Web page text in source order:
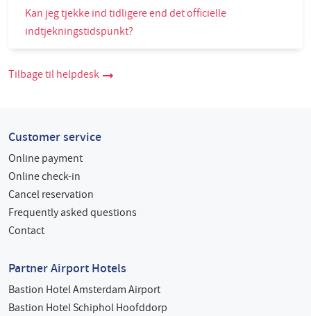
Kan jeg tjekke ind tidligere end det officielle
indtjekningstidspunkt?
Tilbage til helpdesk
Customer service
Online payment
Online check-in
Cancel reservation
Frequently asked questions
Contact
Partner Airport Hotels
Bastion Hotel Amsterdam Airport
Bastion Hotel Schiphol Hoofddorp